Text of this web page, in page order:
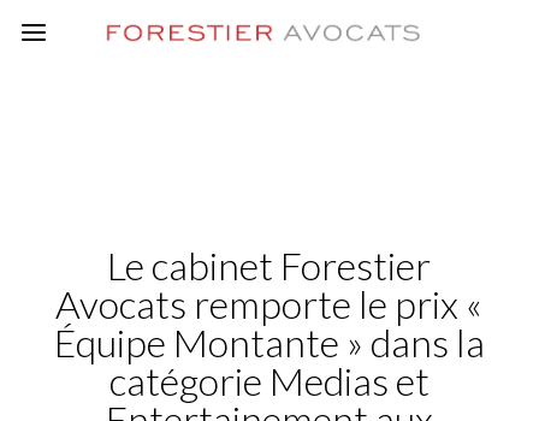
Le cabinet Forestier
Avocats remporte le prix «
Équipe Montante » dans la
catégorie Medias et